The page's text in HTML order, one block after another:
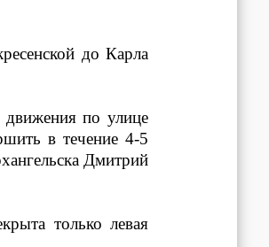
до Карла
по улице
в течение 4-5
Дмитрий
только левая